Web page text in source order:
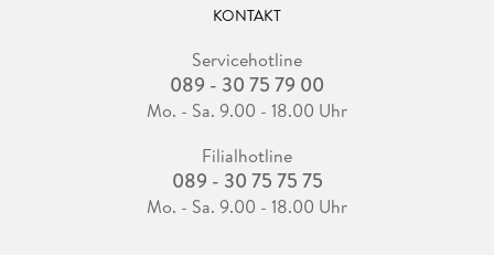
KONTAKT
Servicehotline
089 - 30 75 79 00
Mo. - Sa. 9.00 - 18.00 Uhr
Filialhotline
089 - 30 75 75 75
Mo. - Sa. 9.00 - 18.00 Uhr